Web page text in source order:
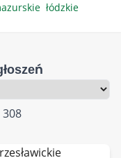
łódzkie
308